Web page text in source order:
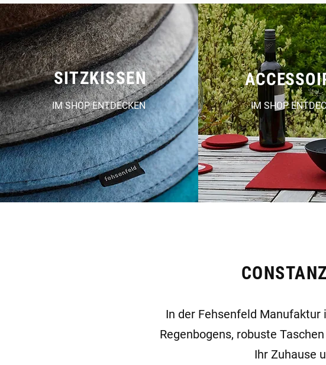
SITZKISSEN
IM SHOP ENTDECKEN IM SHOP
In der Fehsenfeld
Regenbogens, robuste
Ihr Zuhause